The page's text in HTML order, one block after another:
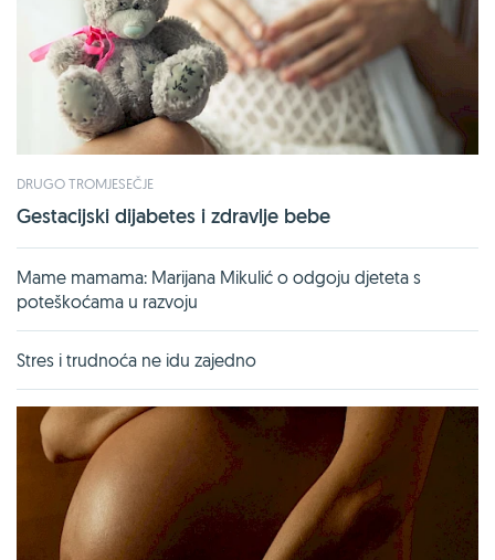
DRUGO TROMJESEČJE
Gestacijski dijabetes i zdravlje bebe
Mame mamama: Marijana Mikulić o odgoju djeteta s
poteškoćama u razvoju
Stres i trudnoća ne idu zajedno